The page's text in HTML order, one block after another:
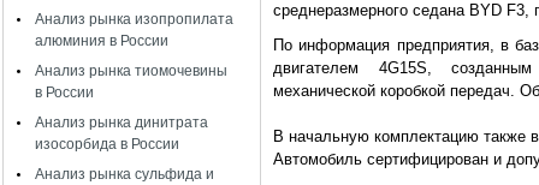
Анализ рынка изопропилата
алюминия в России
Анализ рынка тиомочевины
в России
Анализ рынка динитрата
изосорбида в России
Анализ рынка сульфида и
среднеразмерного седана BYD F3,
По информация предприятия, в
двигателем 4G15S,
механической коробкой передач.
В начальную комплектацию также
Автомобиль сертифицирован и